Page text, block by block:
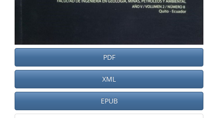
PDF
XML
EPUB